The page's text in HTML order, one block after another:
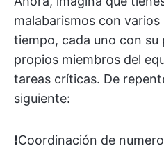
malabarismos con
tiempo, cada uno con su
propios miembros del
tareas críticas. De
siguiente:
❗️Coordinación de